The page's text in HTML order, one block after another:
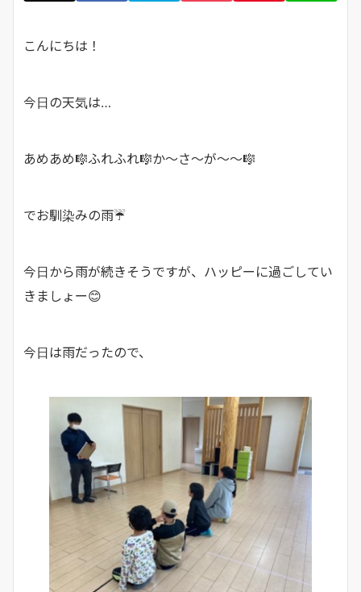
こんにちは！
今日の天気は…
あめあめ🎼ふれふれ🎼か〜さ〜が〜〜🎼
でお馴染みの雨☔
今日から雨が続きそうですが、ハッピーに過ごしてい
きましょー😊
今日は雨だったので、